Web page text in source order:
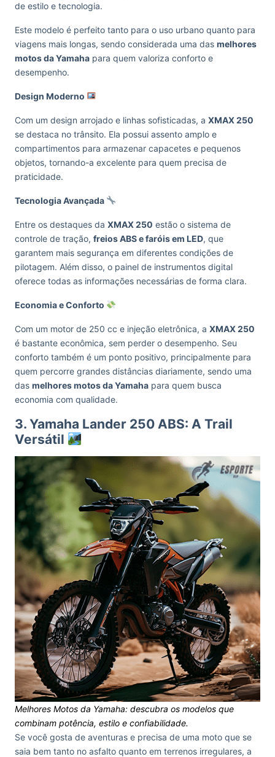
de estilo e tecnologia.
Este modelo é perfeito tanto para o uso urbano quanto para
viagens mais longas, sendo considerada uma das melhores
motos da Yamaha para quem valoriza conforto e
desempenho.
Design Moderno
Com um design arrojado e linhas sofisticadas, a XMAX 250
se destaca no trânsito. Ela possui assento amplo e
compartimentos para armazenar capacetes e pequenos
objetos, tornando-a excelente para quem precisa de
praticidade.
Tecnologia Avançada
Entre os destaques da XMAX 250 estão o sistema de
controle de tração, freios ABS e faróis em LED, que
garantem mais segurança em diferentes condições de
pilotagem. Além disso, o painel de instrumentos digital
oferece todas as informações necessárias de forma clara.
Economia e Conforto
Com um motor de 250 cc e injeção eletrônica, a XMAX 250
é bastante econômica, sem perder o desempenho. Seu
conforto também é um ponto positivo, principalmente para
quem percorre grandes distâncias diariamente, sendo uma
das melhores motos da Yamaha para quem busca
economia com qualidade.
3. Yamaha Lander 250 ABS: A Trail
Versátil
Melhores Motos da Yamaha: descubra os modelos que
combinam potência, estilo e confiabilidade.
Se você gosta de aventuras e precisa de uma moto que se
saia bem tanto no asfalto quanto em terrenos irregulares, a